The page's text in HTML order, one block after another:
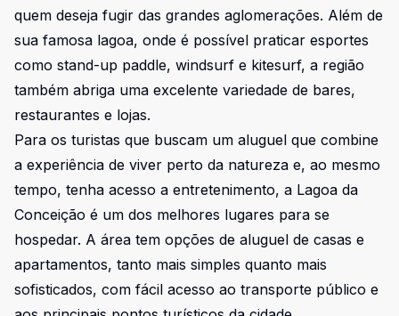
quem deseja fugir das grandes aglomerações. Além de
sua famosa lagoa, onde é possível praticar esportes
como stand-up paddle, windsurf e kitesurf, a região
também abriga uma excelente variedade de bares,
restaurantes e lojas.
Para os turistas que buscam um aluguel que combine
a experiência de viver perto da natureza e, ao mesmo
tempo, tenha acesso a entretenimento, a Lagoa da
Conceição é um dos melhores lugares para se
hospedar. A área tem opções de aluguel de casas e
apartamentos, tanto mais simples quanto mais
sofisticados, com fácil acesso ao transporte público e